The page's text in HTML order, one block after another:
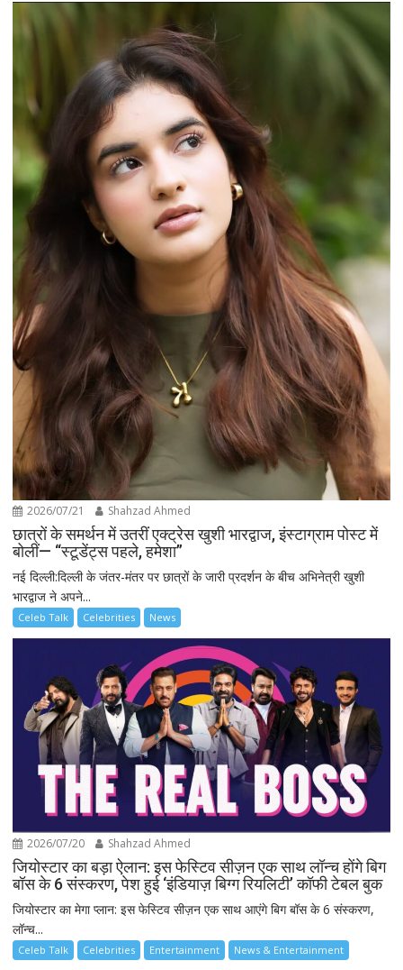
2026/07/21 Shahzad Ahmed
छात्रों के समर्थन में उतरीं एक्ट्रेस खुशी भारद्वाज, इंस्टाग्राम पोस्ट में
बोलीं— “स्टूडेंट्स पहले, हमेशा”
नई दिल्ली:दिल्ली के जंतर-मंतर पर छात्रों के जारी प्रदर्शन के बीच अभिनेत्री खुशी
भारद्वाज ने अपने...
Celeb Talk Celebrities News
2026/07/20 Shahzad Ahmed
जियोस्टार का बड़ा ऐलान: इस फेस्टिव सीज़न एक साथ लॉन्च होंगे बिग
बॉस के 6 संस्करण, पेश हुई ‘इंडियाज़ बिग्ग रियलिटी’ कॉफी टेबल बुक
जियोस्टार का मेगा प्लान: इस फेस्टिव सीज़न एक साथ आएंगे बिग बॉस के 6 संस्करण,
लॉन्च...
Celeb Talk Celebrities Entertainment News & Entertainment